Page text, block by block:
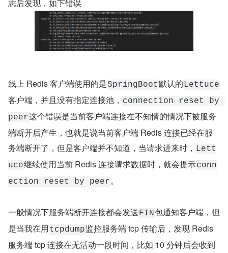
志后发现，如下错误
线上 Redis 客户端使用的是SpringBoot默认的 Lettuce
客户端，并且没有指定连接池， connection reset by
peer这个错误是当前客户端连接在不知情的情况下被服务
端断开后产生，也就是说当前客户端 Redis 连接已经在服
务端断开了，但是客户端并不知道，当请求进来时，
Lett
uce继续使用当前 Redis 连接请求数据时，就会提示conn
ection reset by peer 。
一般情况下服务端断开连接都会发送 FIN 包通知客户端，但
是当我在用tcpdump监控服务端 tcp 传输后，发现 Redis
服务端 tcp 连接在无活动一段时间，比如 10 分钟后会收到